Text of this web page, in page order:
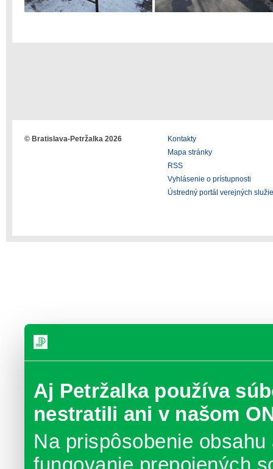
Aj Petržalka používa
nestratili ani v našom
Na prispôsobenie
© Bratislava-Petržalka 2026
Kontakty
Mapa stránky
RSS
Vyhlásenie o prístupnosti
Ústredný portál verejných